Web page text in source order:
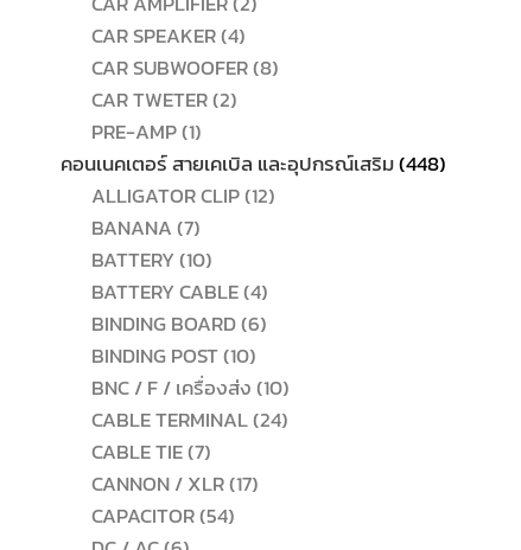
CAR SPEAKER 44
สินค้า
CAR SUBWOOFER 88
CAR TWETER 22
PRE-AMP 11
สินค้า
คอนเนคเตอร์ สายเคเบิล และอุปกรณ์เสริม 448448
ALLIGATOR CLIP 1212
BANANA 77
สินค้า
BATTERY 1010
สินค้า
BATTERY CABLE 44
สินค้า
BINDING BOARD 66
BINDING POST 1010
สินค้า
BNC / F / เครื่องส่ง 1010
สินค้า
CABLE TERMINAL 2424
CABLE TIE 77
สินค้า
CANNON / XLR 1717
CAPACITOR 5454